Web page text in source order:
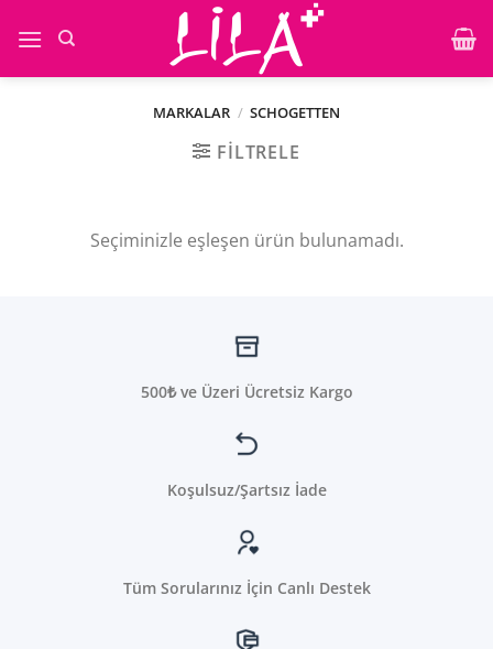
atla
MARKALAR / SCHOGETTEN
FILTRELE
Seçiminizle eşleşen ürün bulunamadı.
500₺ ve Üzeri Ücretsiz Kargo
Koşulsuz/Şartsız İade
Tüm Sorularınız İçin Canlı Destek